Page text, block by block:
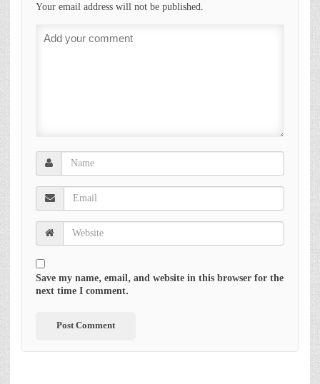
Your email address will not be published.
Save my name, email, and website in this browser for the
next time I comment.